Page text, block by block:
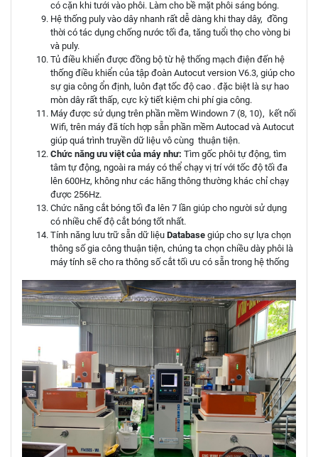
có cặn khi tưới vào phôi. Làm cho bề mặt phôi sáng bóng.
Hệ thống puly vào dây nhanh rất dễ dàng khi thay dây, đồng
thời có tác dụng chống nước tối đa, tăng tuổi thọ cho vòng bi
và puly.
Tủ điều khiển được đồng bộ từ hệ thống mạch điện đến hệ
thống điều khiển của tập đoàn Autocut version V6.3, giúp cho
sự gia công ổn định, luôn đạt tốc độ cao . đặc biệt là sự hao
mòn dây rất thấp, cực kỳ tiết kiệm chi phí gia công.
Máy được sử dụng trên phần mềm Windown 7 (8, 10), kết nối
Wifi, trên máy đã tích hợp sẵn phần mềm Autocad và Autocut
giúp quá trình truyền dữ liệu vô cùng thuận tiện.
Chức năng ưu việt của máy như: Tìm gốc phôi tự động, tìm
tâm tự động, ngoài ra máy có thể chạy vị trí với tốc độ tối đa
lên 600Hz, không như các hãng thông thường khác chỉ chạy
được 256Hz.
Chức năng cắt bóng tối đa lên 7 lần giúp cho người sử dụng
có nhiều chế độ cắt bóng tốt nhất.
Tính năng lưu trữ sẵn dữ liệu Database giúp cho sự lựa chọn
thông số gia công thuận tiện, chúng ta chọn chiều dày phôi là
máy tính sẽ cho ra thông số cắt tối ưu có sẵn trong hệ thống